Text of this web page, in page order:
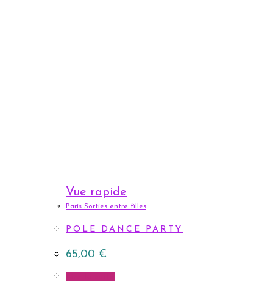
Vue rapide
Paris Sorties entre filles
POLE DANCE PARTY
65,00 €